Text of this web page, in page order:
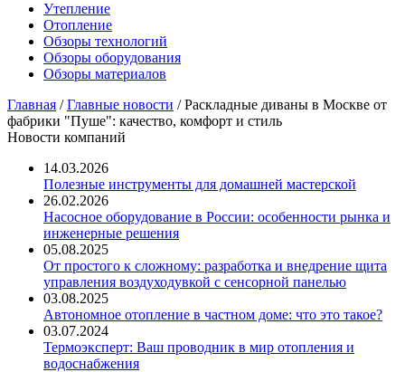
Утепление
Отопление
Обзоры технологий
Обзоры оборудования
Обзоры материалов
Главная /Главные новости /Раскладные диваны в Москве от
фабрики "Пуше": качество, комфорт и стиль
Новости компаний
14.03.2026
Полезные инструменты для домашней мастерской
26.02.2026
Насосное оборудование в России: особенности рынка и
инженерные решения
05.08.2025
От простого к сложному: разработка и внедрение щита
управления воздуходувкой с сенсорной панелью
03.08.2025
Автономное отопление в частном доме: что это такое?
03.07.2024
Термоэксперт: Ваш проводник в мир отопления и
водоснабжения